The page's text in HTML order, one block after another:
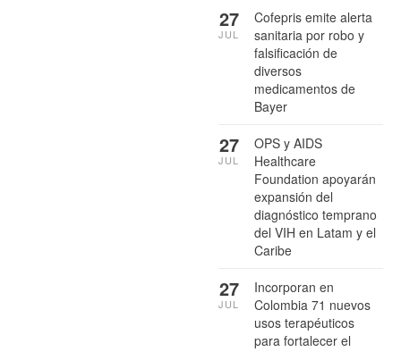
Cofepris emite alerta
sanitaria por robo y
falsificación de
diversos
medicamentos de
Bayer
27
JUL
OPS y AIDS
Healthcare
Foundation apoyarán
expansión del
diagnóstico temprano
del VIH en Latam y el
Caribe
27
JUL
Incorporan en
Colombia 71 nuevos
usos terapéuticos
para fortalecer el
27
JUL